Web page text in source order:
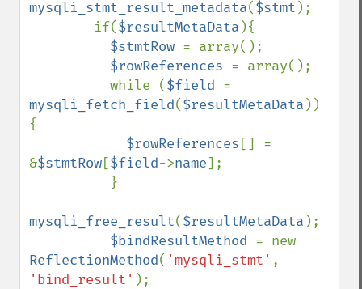
mysqli_stmt_result_metadata($stmt );
        if(
$resultMetaData ){
$stmtRow = array();
$rowReferences = array();
          while (
$field
mysqli_fetch_field($resultMetaData ))
{
$rowReferences [] =
&$stmtRow[$field->name];
mysqli_free_result($resultMetaData );
$bindResultMethod
ReflectionMethod( 'mysqli_stmt'
'bind_result' );